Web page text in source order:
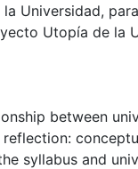
Universidad,
Utopía de la
between
syllabus and